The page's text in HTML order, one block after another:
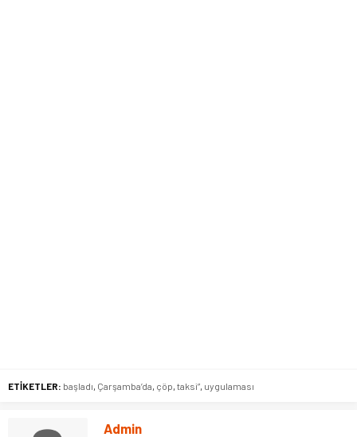
ETİKETLER: başladı, Çarşamba’da, çöp, taksi”, uygulaması
Admin